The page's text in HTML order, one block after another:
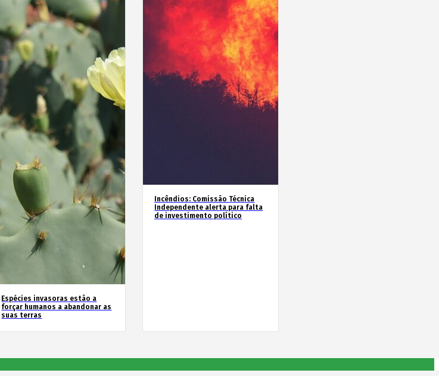
Espécies invasoras estão a
forçar humanos a abandonar as
suas terras
Incêndios: Comissão Técnica
Independente alerta para falta
de investimento político